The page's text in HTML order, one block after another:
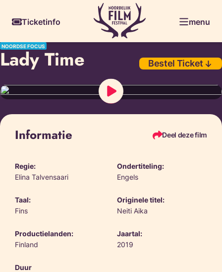
Ticketinfo
menu
NOORDSE FOCUS
Lady Time Bestel Ticket
Informatie Deel deze film
Regie:
Elina Talvensaari
Ondertiteling:
Engels
Taal:
Fins
Originele titel:
Neiti Aika
Productielanden:
Finland
Jaartal:
2019
Duur